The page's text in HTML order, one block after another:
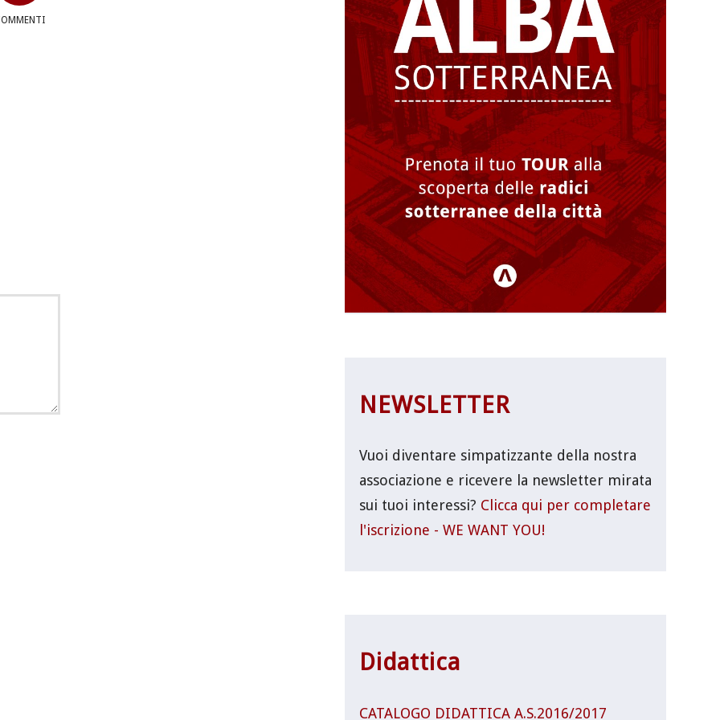
NEWSLETTER
Vuoi diventare simpatizzante della nostra
associazione e ricevere la newsletter mirata
sui tuoi interessi? Clicca qui per completare
l'iscrizione - WE WANT YOU!
Didattica
CATALOGO DIDATTICA A.S.2016/2017